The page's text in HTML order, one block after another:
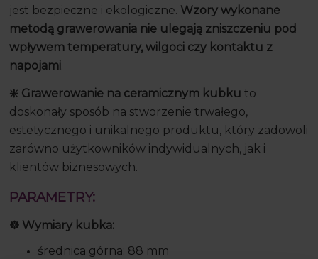
jest bezpieczne i ekologiczne. Wzory wykonane
metodą grawerowania nie ulegają zniszczeniu pod
wpływem temperatury, wilgoci czy kontaktu z
napojami.
❇️ Grawerowanie na ceramicznym kubku to
doskonały sposób na stworzenie trwałego,
estetycznego i unikalnego produktu, który zadowoli
zarówno użytkowników indywidualnych, jak i
klientów biznesowych.
PARAMETRY:
☸️ Wymiary kubka:
średnica górna: 88 mm